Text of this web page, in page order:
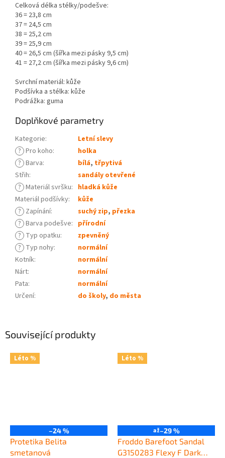
Související produkty
Léto %
–24 %
Protetika Belita
smetanová
Léto %
až–29 %
Froddo Barefoot Sandal
G3150283 Flexy F Dark
Celková délka stélky/podešve:
36 = 23,8 cm
37 = 24,5 cm
38 = 25,2 cm
39 = 25,9 cm
40 = 26,5 cm (šířka mezi pásky 9,5 cm)
41 = 27,2 cm (šířka mezi pásky 9,6 cm)
Svrchní materiál: kůže
Podšívka a stélka: kůže
Podrážka: guma
Doplňkové parametry
Kategorie:
Letní slevy
? Pro koho:
holka
? Barva: bílá, třpytivá
Střih:
sandály otevřené
? Materiál svršku: hladká kůže
Materiál podšívky:
kůže
? Zapínání: suchý zip, přezka
? Barva podešve: přírodní
? Typ opatku:
zpevněný
? Typ nohy:
normální
Kotník:
normální
Nárt:
normální
Pata:
normální
Určení: do školy, do města